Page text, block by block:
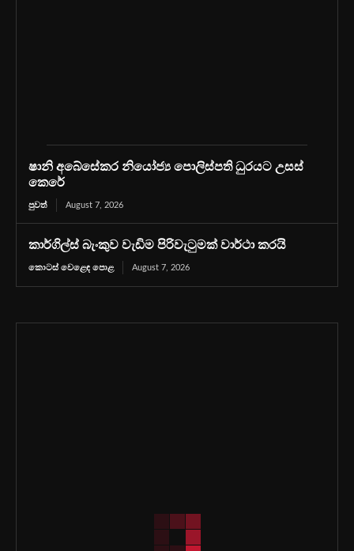
ෂානි අබේසේකර නියෝජ්‍ය පොලිස්පති ධුරයට උසස්
කෙරේ
පුවත් August 7, 2026
කාර්ගිල්ස් බැංකුව වැඩිම පිරිවැටුමක් වාර්ථා කරයි
කොටස් වෙළෙඳ පොළ August 7, 2026